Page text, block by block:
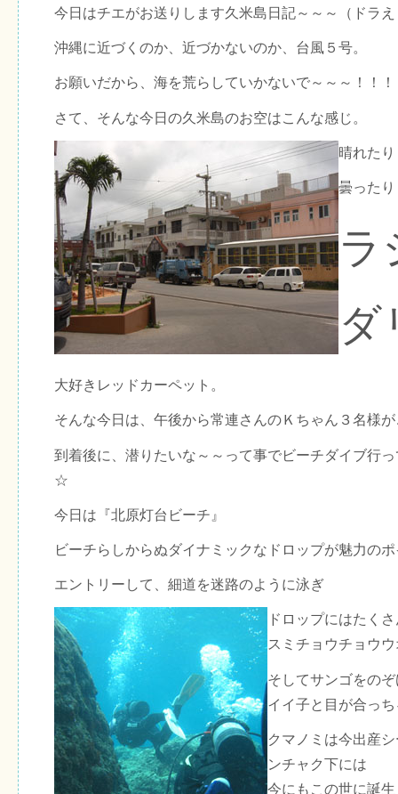
今日はチエがお送りします久米島日記～～～（ドラ
沖縄に近づくのか、近づかないのか、台風５号。
お願いだから、海を荒らしていかないで～～～！！！
さて、そんな今日の久米島のお空はこんな感じ。
晴れたり
曇ったり
ラ
ダ
大好きレッドカーペット。
そんな今日は、午後から常連さんのＫちゃん３名様
到着後に、潜りたいな～～って事でビーチダイブ行
☆
今日は『北原灯台ビーチ』
ビーチらしからぬダイナミックなドロップが魅力の
エントリーして、細道を迷路のように泳ぎ
ドロップにはたく
スミチョウチョウ
そしてサンゴをの
イイ子と目が合っ
クマノミは今出産
ンチャク下には
今にもこの世に誕